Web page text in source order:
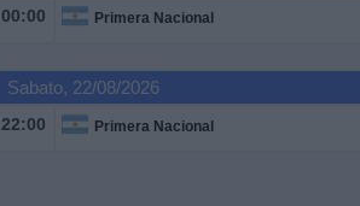
00:00 Primera Nacional
Sabato, 22/08/2026
22:00 Primera Nacional